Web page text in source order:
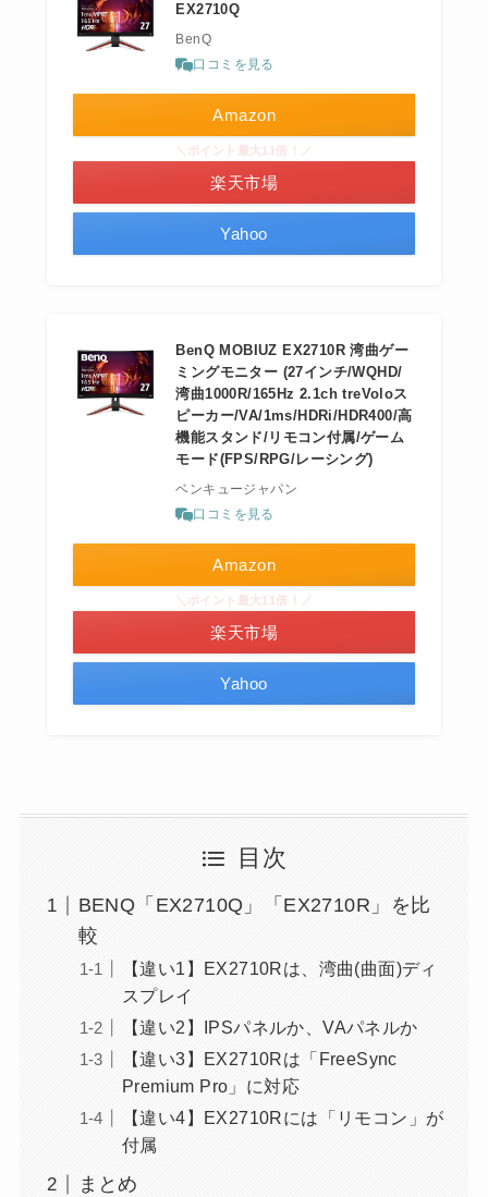
EX2710Q
BenQ
口コミを見る
Amazon
＼ポイント最大11倍！／
楽天市場
Yahoo
BenQ MOBIUZ EX2710R 湾曲ゲー
ミングモニター (27インチ/WQHD/
湾曲1000R/165Hz 2.1ch treVoloス
ピーカー/VA/1ms/HDRi/HDR400/高
機能スタンド/リモコン付属/ゲーム
モード(FPS/RPG/レーシング)
ベンキュージャパン
口コミを見る
Amazon
＼ポイント最大11倍！／
楽天市場
Yahoo
目次
BENQ「EX2710Q」「EX2710R」を比
較
【違い1】EX2710Rは、湾曲(曲面)ディ
スプレイ
【違い2】IPSパネルか、VAパネルか
【違い3】EX2710Rは「FreeSync
Premium Pro」に対応
【違い4】EX2710Rには「リモコン」が
付属
まとめ